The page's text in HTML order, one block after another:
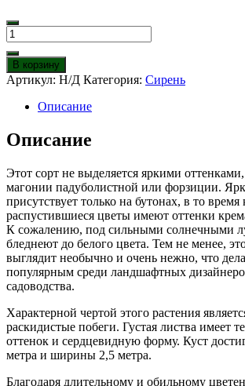
Количество
товара
Сирень
Примроуз
В корзину
Артикул: Н/Д Категория: Сирень
Описание
Описание
Этот сорт не выделяется яркими
магонии падуболистной или форзиции.
присутствует только на бутонах, в то время
распустившиеся цветы имеют оттенки
К сожалению, под сильными солнечными
бледнеют до белого цвета. Тем не менее,
выглядит необычно и очень нежно, что
популярным среди ландшафтных
садоводства.
Характерной чертой этого растения
раскидистые побеги. Густая листва имеет
оттенок и сердцевидную форму. Куст
метра и ширины 2,5 метра.
Благодаря длительному и обильному